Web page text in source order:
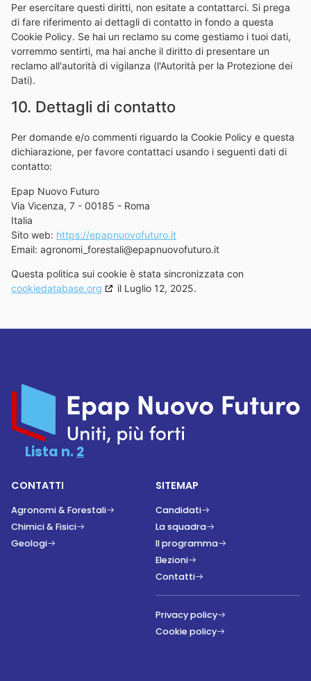
Per esercitare questi diritti, non esitate a contattarci. Si prega
di fare riferimento ai dettagli di contatto in fondo a questa
Cookie Policy. Se hai un reclamo su come gestiamo i tuoi dati,
vorremmo sentirti, ma hai anche il diritto di presentare un
reclamo all'autorità di vigilanza (l'Autorità per la Protezione dei
Dati).
10. Dettagli di contatto
Per domande e/o commenti riguardo la Cookie Policy e questa
dichiarazione, per favore contattaci usando i seguenti dati di
contatto:
Epap Nuovo Futuro
Via Vicenza, 7 - 00185 - Roma
Italia
Sito web: https://epapnuovofuturo.it
Email: agronomi_forestali@epapnuovofuturo.it
Questa politica sui cookie è stata sincronizzata con
cookiedatabase.org
il Luglio 12, 2025.
Lista n.2
CONTATTI
Agronomi & Forestali
Chimici & Fisici
Geologi
SITEMAP
Candidati
La squadra
Il programma
Elezioni
Contatti
Privacy policy
Cookie policy